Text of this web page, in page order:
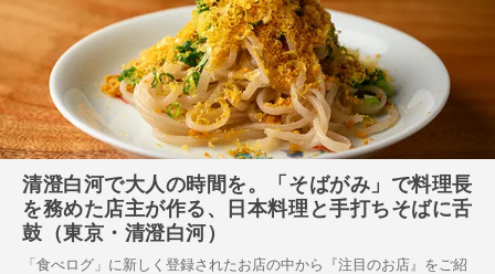
清澄白河で大人の時間を。「そばがみ」で料理長
を務めた店主が作る、日本料理と手打ちそばに舌
鼓（東京・清澄白河）
「食べログ」に新しく登録されたお店の中から『注目のお店』をご紹